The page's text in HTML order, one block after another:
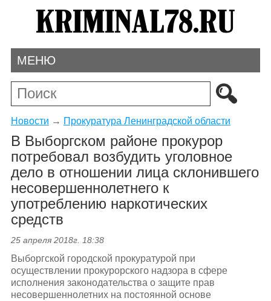
МЕНЮ
Новости → Прокуратура Ленинградской области
В Выборгском районе прокурор
потребовал возбудить уголовное
дело в отношении лица склонившего
несовершеннолетнего к
употреблению наркотических
средств
25 апреля 2018г. 18:38
Выборгской городской прокуратурой при
осуществлении прокурорского надзора в сфере
исполнения законодательства о защите прав
несовершеннолетних на постоянной основе